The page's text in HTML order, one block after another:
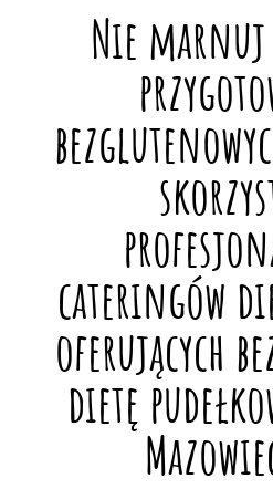
Nie marnuj
cateringów
oferujących
dietę